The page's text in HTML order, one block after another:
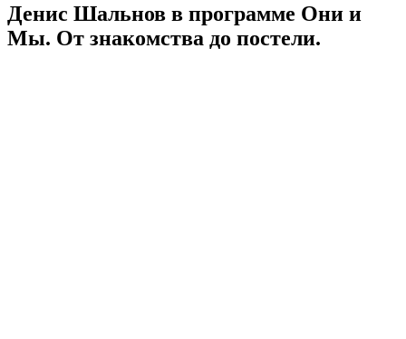
Денис Шальнов в программе Они и
Мы. От знакомства до постели.